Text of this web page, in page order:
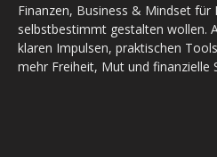
Finanzen, Business & Mindset für
selbstbestimmt gestalten wollen.
klaren Impulsen, praktischen
mehr Freiheit, Mut und finanzielle